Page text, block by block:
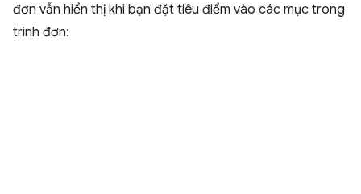
đơn vẫn hiển thị khi bạn đặt tiêu điểm vào các mục trong
trình đơn: